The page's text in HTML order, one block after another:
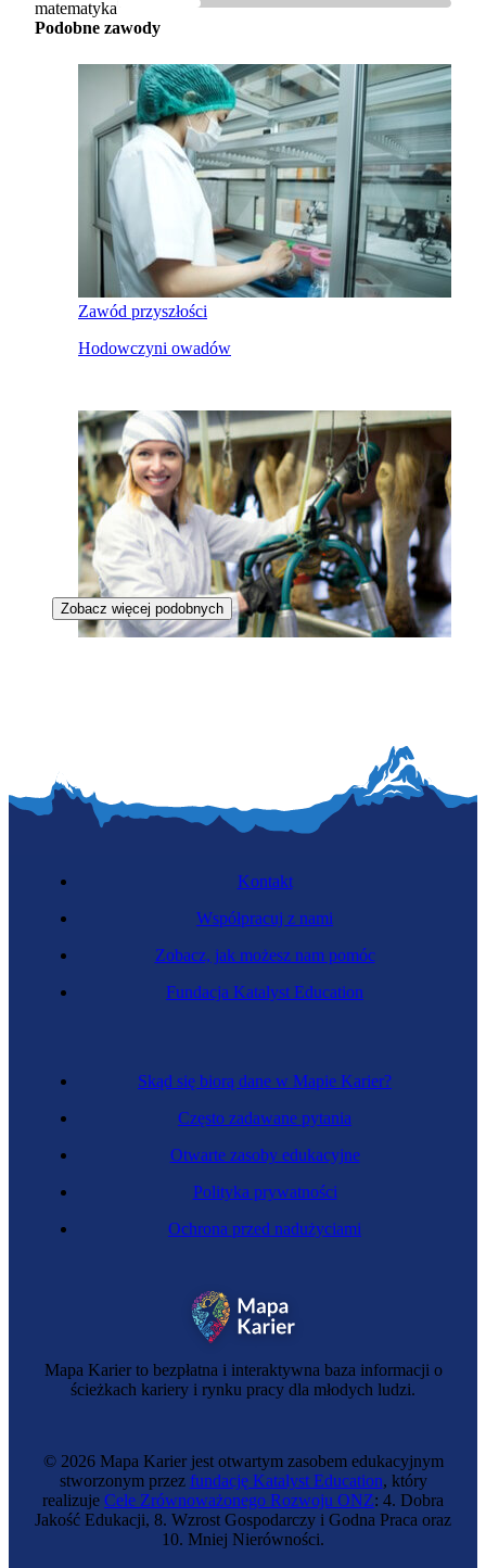
matematyka
Podobne zawody
Zawód przyszłości
Hodowczyni owadów
Zobacz więcej podobnych
Mapa Karier to bezpłatna i interaktywna baza informacji o
ścieżkach kariery i rynku pracy dla młodych ludzi.
Skąd się biorą dane w Mapie Karier?
Często zadawane pytania
Otwarte zasoby edukacyjne
Polityka prywatności
Ochrona przed nadużyciami
Kontakt
Współpracuj z nami
Zobacz, jak możesz nam pomóc
Fundacja Katalyst Education
© 2026 Mapa Karier jest otwartym zasobem edukacyjnym
stworzonym przez fundację Katalyst Education, który
realizuje Cele Zrównoważonego Rozwoju ONZ: 4. Dobra
Jakość Edukacji, 8. Wzrost Gospodarczy i Godna Praca oraz
10. Mniej Nierówności.